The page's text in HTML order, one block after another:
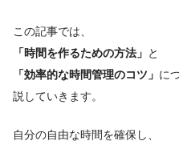
この記事では、
「時間を作るための方法」 と
「効率的な時間管理のコツ」 に
説していきます。
自分の自由な時間を確保し、